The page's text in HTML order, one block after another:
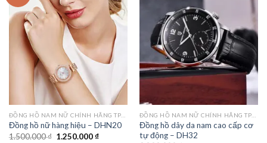
Add to
wishlist
Đồng hồ nữ hàng hiệu – DHN20
1.500.000₫ Giá
1.250.000₫Giá
Đồng hồ dây da nam cao cấp cơ
tự động – DH32